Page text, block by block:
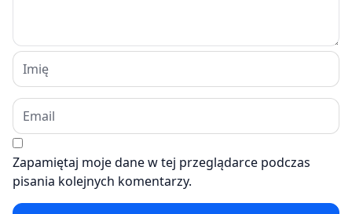
Zapamiętaj moje dane w tej przeglądarce podczas
pisania kolejnych komentarzy.